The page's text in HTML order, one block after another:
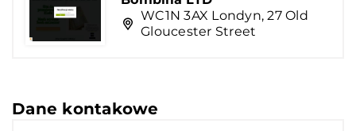
WC1N 3AX Londyn, 27 Old
Gloucester Street
Dane kontakowe